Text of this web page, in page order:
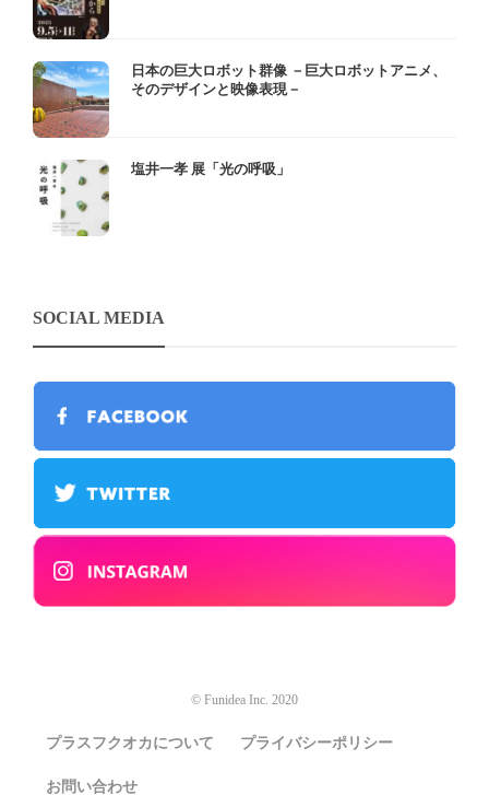
日本の巨大ロボット群像 －巨大ロボットアニメ、
そのデザインと映像表現－
塩井一孝 展「光の呼吸」
SOCIAL MEDIA
© Funidea Inc. 2020
プラスフクオカについて プライバシーポリシー
お問い合わせ